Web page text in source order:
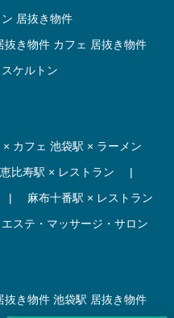
居抜き物件
抜き物件 カフェ 居抜き物件
スケルトン
カフェ 池袋駅 × ラーメン
恵比寿駅 × レストラン
|
|
麻布十番駅 × レストラン
ステ・マッサージ・サロン
抜き物件 池袋駅 居抜き物件